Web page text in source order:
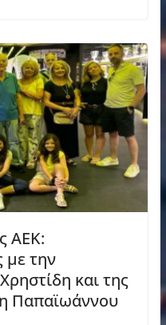
ΑΕΚ:
με την
και της
Παπαϊωάννου